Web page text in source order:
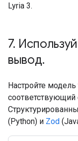
Lyria 3.
7.
вывод.
Настройте
(Python) и Zod